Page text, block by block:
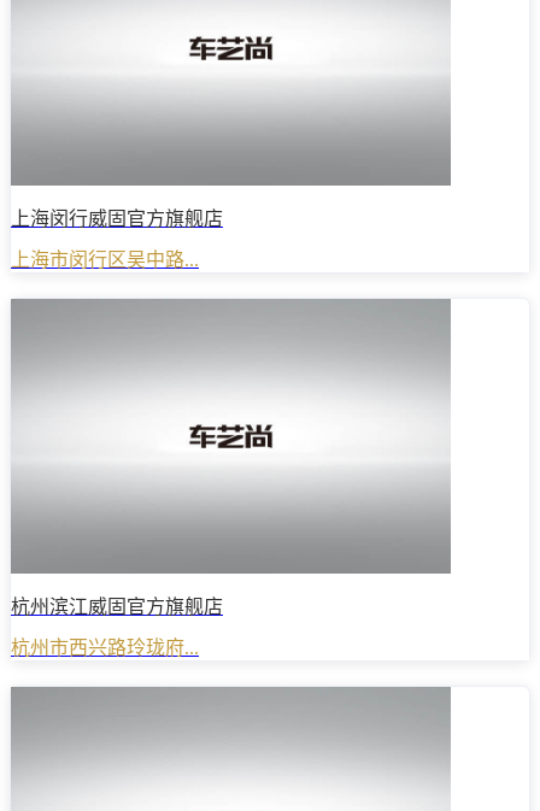
上海闵行威固官方旗舰店
上海市闵行区吴中路...
杭州滨江威固官方旗舰店
杭州市西兴路玲珑府...